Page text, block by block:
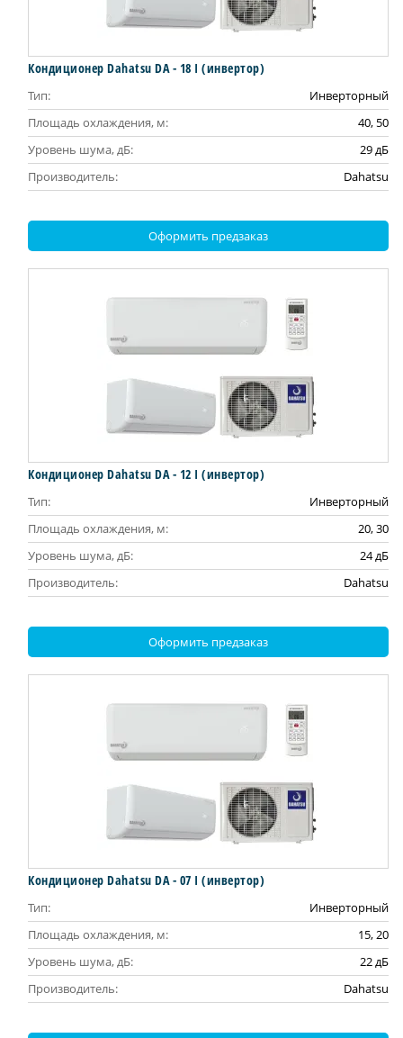
Кондиционер Dahatsu DA - 18 I (инвертор)
Тип:
Инверторный
Площадь охлаждения, м:
40, 50
Уровень шума, дБ:
29 дБ
Производитель:
Dahatsu
Оформить предзаказ
Кондиционер Dahatsu DA - 12 I (инвертор)
Тип:
Инверторный
Площадь охлаждения, м:
20, 30
Уровень шума, дБ:
24 дБ
Производитель:
Dahatsu
Оформить предзаказ
Кондиционер Dahatsu DA - 07 I (инвертор)
Тип:
Инверторный
Площадь охлаждения, м:
15, 20
Уровень шума, дБ:
22 дБ
Производитель:
Dahatsu